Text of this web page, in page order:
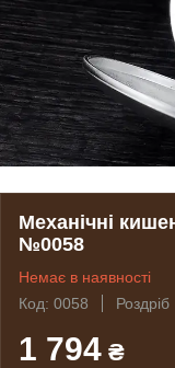
Механічні
№0058
Немає в наявності
Код: 0058
Роздріб
1 794 ₴